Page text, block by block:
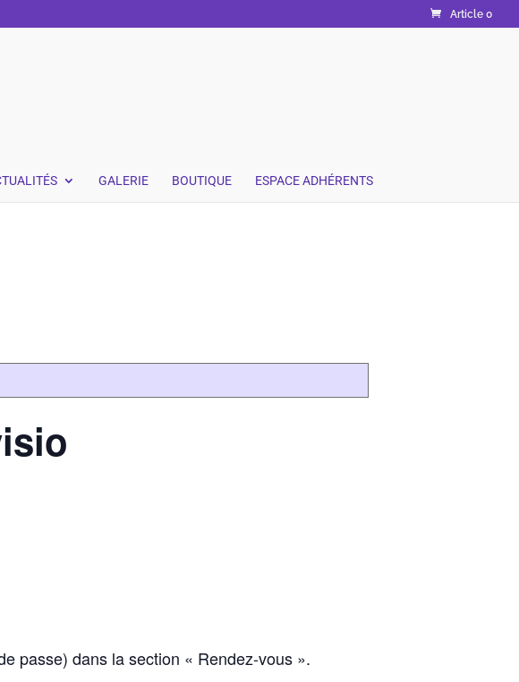
Article 0
GALERIE BOUTIQUE ESPACE ADHÉRENTS
passe) dans la section « Rendez-vous ».